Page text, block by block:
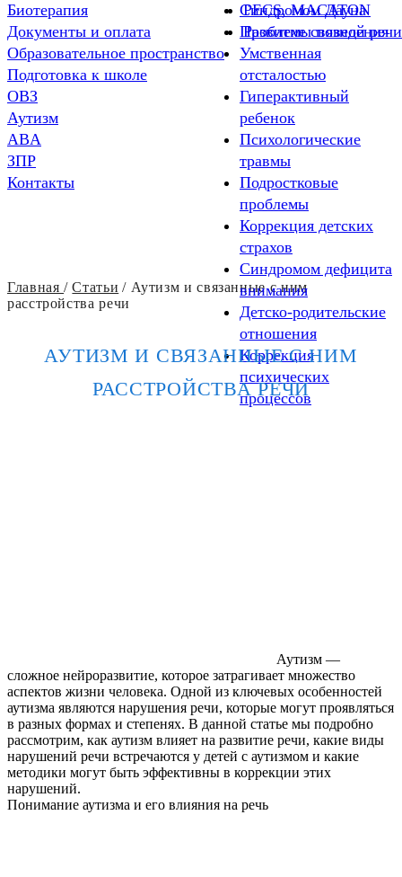
PECS, MACATON
Развитие связной речи
Синдромом Дауна
Проблемы поведения
Умственная
отсталостью
Гиперактивный
ребенок
Психологические
травмы
Подростковые
проблемы
Коррекция детских
страхов
Синдромом дефицита
внимания
Детско-родительские
отношения
Коррекция
психических
процессов
Биотерапия
Документы и оплата
Образовательное пространство
Подготовка к школе
ОВЗ
Аутизм
ABA
ЗПР
Контакты
Главная/Статьи / Аутизм и связанные с ним
расстройства речи
АУТИЗМ И СВЯЗАННЫЕ С НИМ
РАССТРОЙСТВА РЕЧИ
Аутизм —
сложное нейроразвитие, которое затрагивает множество
аспектов жизни человека. Одной из ключевых особенностей
аутизма являются нарушения речи, которые могут проявляться
в разных формах и степенях. В данной статье мы подробно
рассмотрим, как аутизм влияет на развитие речи, какие виды
нарушений речи встречаются у детей с аутизмом и какие
методики могут быть эффективны в коррекции этих
нарушений.
Понимание аутизма и его влияния на речь